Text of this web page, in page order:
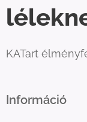
KATart
Információ